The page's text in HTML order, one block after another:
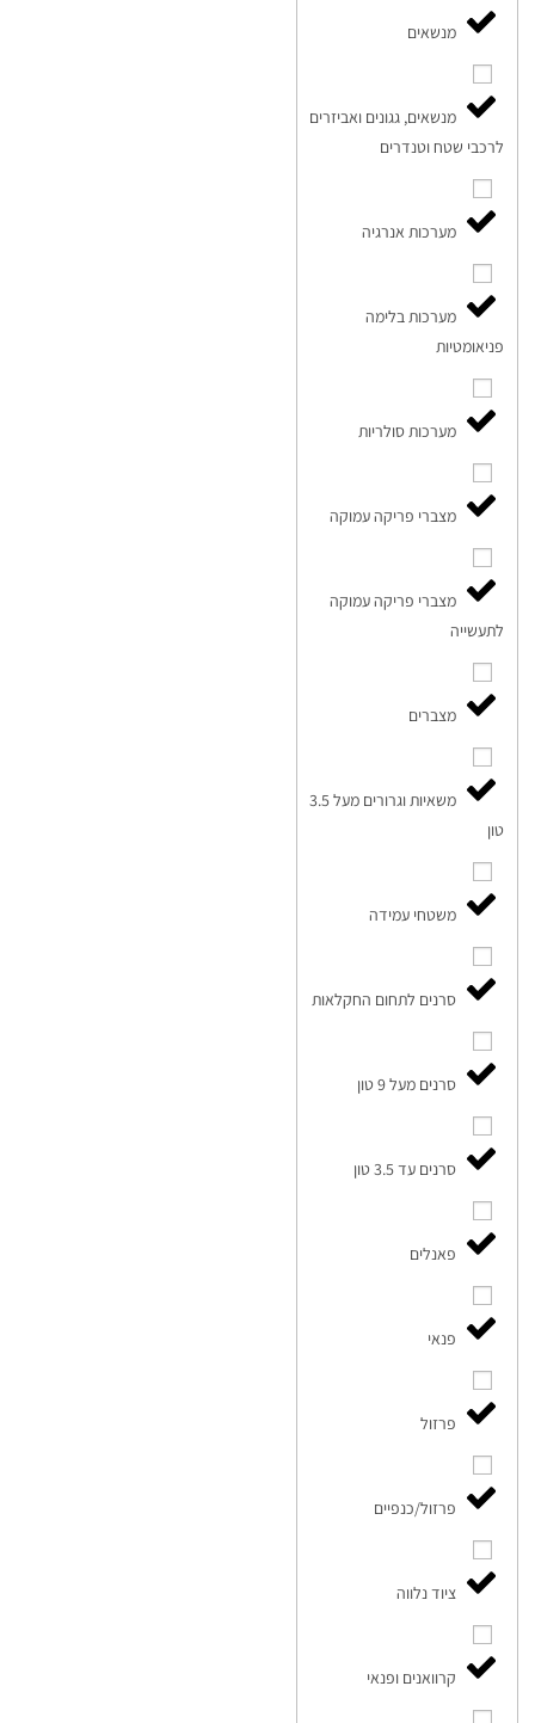
מנשאים
מנשאים, גגונים ואביזרים
לרכבי שטח וטנדרים
מערכות אנרגיה
מערכות בלימה
פניאומטיות
מערכות סולריות
מצברי פריקה עמוקה
מצברי פריקה עמוקה
לתעשייה
מצברים
משאיות וגרורים מעל 3.5
טון
משטחי עמידה
סרנים לתחום החקלאות
סרנים מעל 9 טון
סרנים עד 3.5 טון
פאנלים
פנאי
פרזול
פרזול/כנפיים
ציוד נלווה
קרוואנים ופנאי